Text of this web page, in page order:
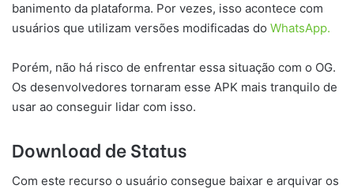
banimento da plataforma. Por vezes, isso acontece com
usuários que utilizam versões modificadas do WhatsApp.
Porém, não há risco de enfrentar essa situação com o OG.
Os desenvolvedores tornaram esse APK mais tranquilo de
usar ao conseguir lidar com isso.
Download de Status
Com este recurso o usuário consegue baixar e arquivar os